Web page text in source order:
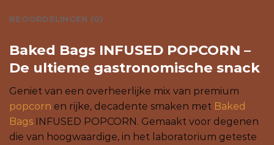
BEOORDELINGEN (0)
Baked Bags INFUSED POPCORN –
De ultieme gastronomische snack
Geniet van een overheerlijke mix van premium
popcorn en rijke, decadente smaken met Baked
Bags INFUSED POPCORN. Gemaakt voor degenen
die van hoogwaardige, in het laboratorium geteste